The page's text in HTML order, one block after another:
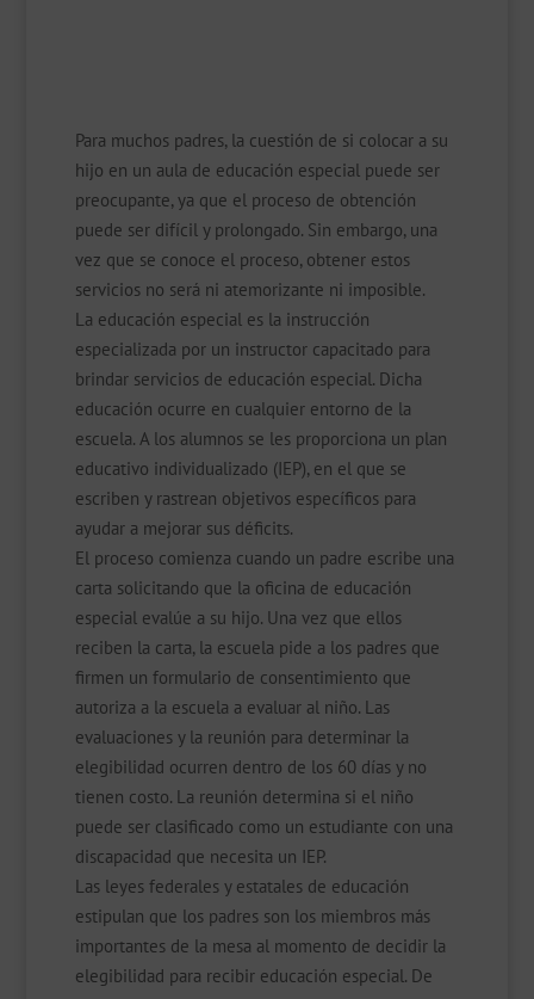
Para muchos padres, la cuestión de si colocar a su
hijo en un aula de educación especial puede ser
preocupante, ya que el proceso de obtención
puede ser difícil y prolongado. Sin embargo, una
vez que se conoce el proceso, obtener estos
servicios no será ni atemorizante ni imposible.
La educación especial es la instrucción
especializada por un instructor capacitado para
brindar servicios de educación especial. Dicha
educación ocurre en cualquier entorno de la
escuela. A los alumnos se les proporciona un plan
educativo individualizado (IEP), en el que se
escriben y rastrean objetivos específicos para
ayudar a mejorar sus déficits.
El proceso comienza cuando un padre escribe una
carta solicitando que la oficina de educación
especial evalúe a su hijo. Una vez que ellos
reciben la carta, la escuela pide a los padres que
firmen un formulario de consentimiento que
autoriza a la escuela a evaluar al niño. Las
evaluaciones y la reunión para determinar la
elegibilidad ocurren dentro de los 60 días y no
tienen costo. La reunión determina si el niño
puede ser clasificado como un estudiante con una
discapacidad que necesita un IEP.
Las leyes federales y estatales de educación
estipulan que los padres son los miembros más
importantes de la mesa al momento de decidir la
elegibilidad para recibir educación especial. De